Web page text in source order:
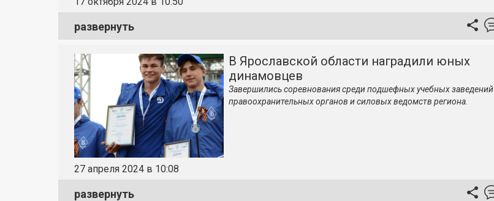
развернуть
27 апреля 2024 в 10:08
В Ярославской области наградили юных
динамовцев
Завершились соревнования среди подшефных учебных заведений
правоохранительных органов и силовых ведомств региона.
развернуть